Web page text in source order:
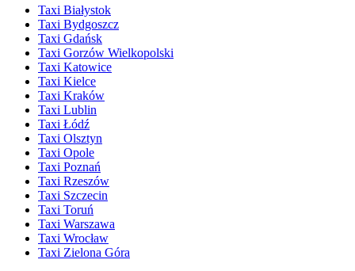
Taxi Białystok
Taxi Bydgoszcz
Taxi Gdańsk
Taxi Gorzów Wielkopolski
Taxi Katowice
Taxi Kielce
Taxi Kraków
Taxi Lublin
Taxi Łódź
Taxi Olsztyn
Taxi Opole
Taxi Poznań
Taxi Rzeszów
Taxi Szczecin
Taxi Toruń
Taxi Warszawa
Taxi Wrocław
Taxi Zielona Góra